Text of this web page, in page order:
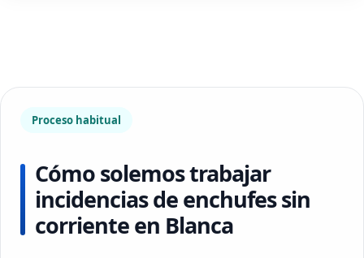
Proceso habitual
Cómo solemos trabajar
incidencias de enchufes sin
corriente en Blanca